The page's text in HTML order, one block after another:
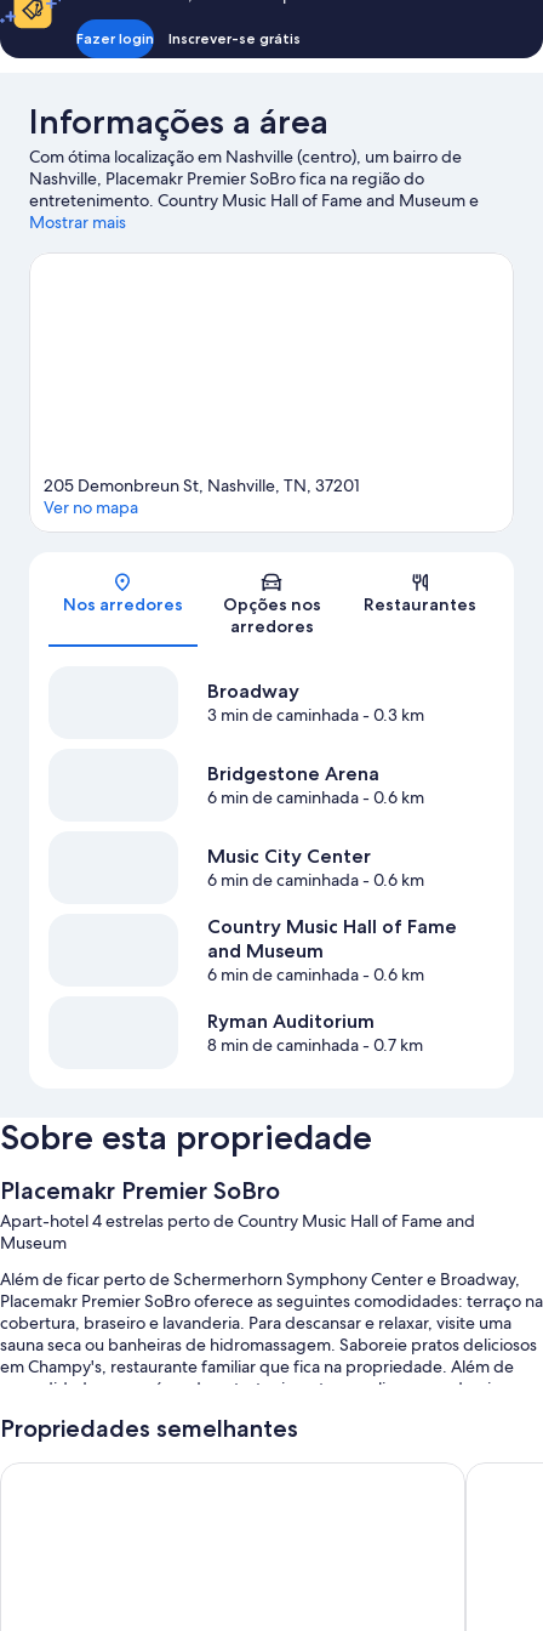
Fazer login Inscrever-se grátis
Informações a área
Com ótima localização em Nashville (centro), um bairro de
Nashville, Placemakr Premier SoBro fica na região do
entretenimento. Country Music Hall of Fame and Museum e
Schermerhorn Symphony Center são passeios imperdíveis para
compras, a dica é uma visita a Broadway. Bridgestone Arena e
Mostrar mais
Mapa
205 Demonbreun St, Nashville, TN, 37201
Ver no mapa
Nos arredores
Opções nos
arredores
Restaurantes
Broadway
3 min de caminhada- 0.3 km
Bridgestone Arena
6 min de caminhada- 0.6 km
Music City Center
6 min de caminhada- 0.6 km
Country Music Hall of Fame
and Museum
6 min de caminhada- 0.6 km
Ryman Auditorium
8 min de caminhada- 0.7 km
Sobre esta propriedade
Placemakr Premier SoBro
Apart-hotel 4 estrelas perto de Country Music Hall of Fame and
Museum
Além de ficar perto de Schermerhorn Symphony Center e Broadway,
Placemakr Premier SoBro oferece as seguintes comodidades: terraço na
cobertura, braseiro e lavanderia. Para descansar e relaxar, visite uma
sauna seca ou banheiras de hidromassagem. Saboreie pratos deliciosos
em Champy's, restaurante familiar que fica na propriedade. Além de
comodidades como área de entretenimento ao ar livre e academia
quartos com velocidade de 100 Mbps ou mais (para 1-2 pessoas ou até 6
Propriedades semelhantes
Hyatt Place Nashville Downtown Sentral